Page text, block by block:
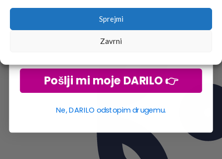
Sprejmi
Zavrni
Pošlji mi moje DARILO 👉
Ne, DARILO odstopim drugemu.